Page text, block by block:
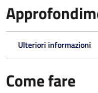
Ulteriori informazioni
Come fare